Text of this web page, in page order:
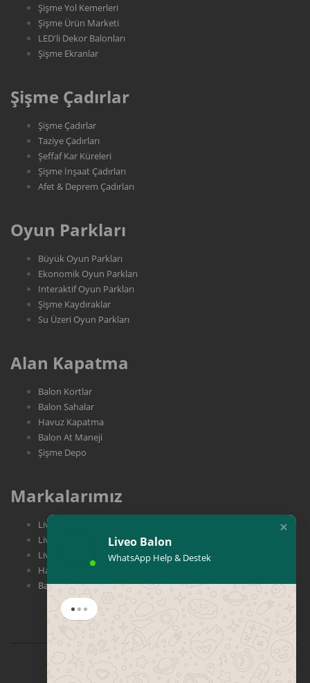
Şişme Yol Kemerleri
Şişme Ürün Marketi
LED'li Dekor Balonları
Şişme Ekranlar
Şişme Çadırlar
Şişme Çadırlar
Taziye Çadırları
Şeffaf Kar Küreleri
Şişme İnşaat Çadırları
Afet & Deprem Çadırları
Oyun Parkları
Büyük Oyun Parkları
Ekonomik Oyun Parkları
Interaktif Oyun Parkları
Şişme Kaydıraklar
Su Üzeri Oyun Parkları
Alan Kapatma
Balon Kortlar
Balon Sahalar
Havuz Kapatma
Balon At Maneji
Şişme Depo
Markalarımız
Liveo Balon
Liveo Play
Liveo Tent
Havali Yapi
Balon Adam
Liveo Balon
WhatsApp Help & Destek